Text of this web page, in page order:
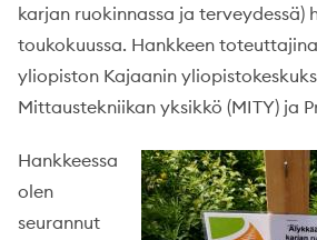
karjan ruokinnassa ja terveydessä)
toukokuussa. Hankkeen
yliopiston Kajaanin
Mittaustekniikan yksikkö (MITY) ja
Hankkeessa
olen
seurannut